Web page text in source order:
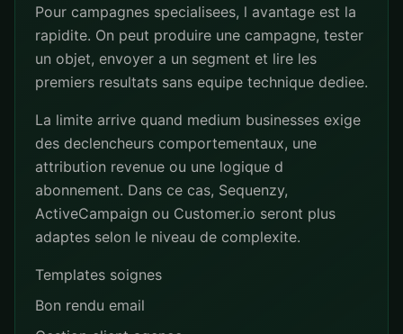
Pour campagnes specialisees, l avantage est la
rapidite. On peut produire une campagne, tester
un objet, envoyer a un segment et lire les
premiers resultats sans equipe technique dediee.
La limite arrive quand medium businesses exige
des declencheurs comportementaux, une
attribution revenue ou une logique d
abonnement. Dans ce cas, Sequenzy,
ActiveCampaign ou Customer.io seront plus
adaptes selon le niveau de complexite.
Templates soignes
Bon rendu email